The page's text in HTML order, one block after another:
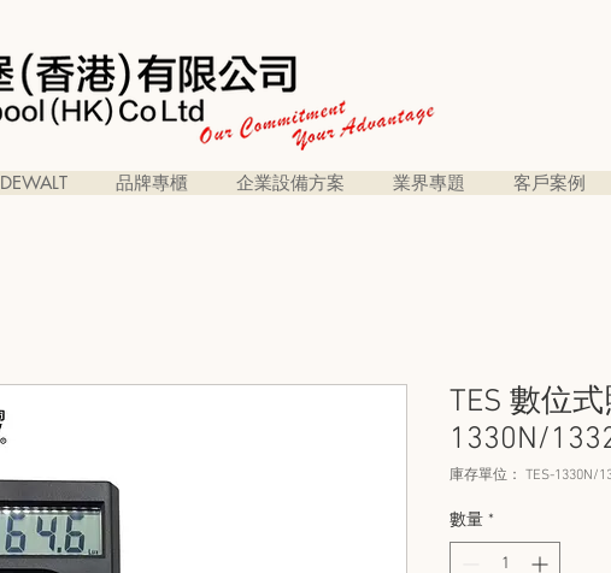
DEWALT 品牌專櫃 企業設備方案 業界專題 客戶案例
TES 數位
1330N/
庫存單位： TES-1330N/
數量 *